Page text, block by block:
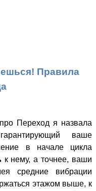
Правила
Переход я назвала
ваше
в начале цикла
к нему, а точнее, ваши
средние вибрации
этажом выше, к